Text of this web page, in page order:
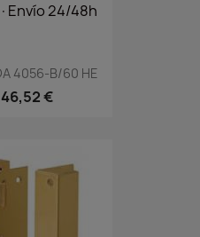
24/48h
4056-B/60 HE
46,52 €